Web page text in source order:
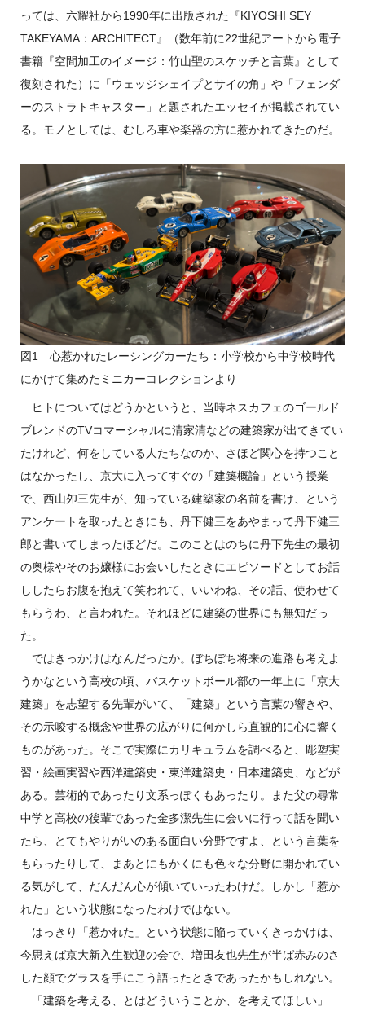
っては、六耀社から1990年に出版された『KIYOSHI SEY
TAKEYAMA：ARCHITECT』（数年前に22世紀アートから電子
書籍『空間加工のイメージ：竹山聖のスケッチと言葉』として
復刻された）に「ウェッジシェイプとサイの角」や「フェンダ
ーのストラトキャスター」と題されたエッセイが掲載されてい
る。モノとしては、むしろ車や楽器の方に惹かれてきたのだ。
図1 心惹かれたレーシングカーたち：小学校から中学校時代
にかけて集めたミニカーコレクションより
ヒトについてはどうかというと、当時ネスカフェのゴールド
ブレンドのTVコマーシャルに清家清などの建築家が出てきてい
たけれど、何をしている人たちなのか、さほど関心を持つこと
はなかったし、京大に入ってすぐの「建築概論」という授業
で、西山夘三先生が、知っている建築家の名前を書け、という
アンケートを取ったときにも、丹下健三をあやまって丹下健三
郎と書いてしまったほどだ。このことはのちに丹下先生の最初
の奥様やそのお嬢様にお会いしたときにエピソードとしてお話
ししたらお腹を抱えて笑われて、いいわね、その話、使わせて
もらうわ、と言われた。それほどに建築の世界にも無知だっ
た。
ではきっかけはなんだったか。ぼちぼち将来の進路も考えよ
うかなという高校の頃、バスケットボール部の一年上に「京大
建築」を志望する先輩がいて、「建築」という言葉の響きや、
その示唆する概念や世界の広がりに何かしら直観的に心に響く
ものがあった。そこで実際にカリキュラムを調べると、彫塑実
習・絵画実習や西洋建築史・東洋建築史・日本建築史、などが
ある。芸術的であったり文系っぽくもあったり。また父の尋常
中学と高校の後輩であった金多潔先生に会いに行って話を聞い
たら、とてもやりがいのある面白い分野ですよ、という言葉を
もらったりして、まあとにもかくにも色々な分野に開かれてい
る気がして、だんだん心が傾いていったわけだ。しかし「惹か
れた」という状態になったわけではない。
はっきり「惹かれた」という状態に陥っていくきっかけは、
今思えば京大新入生歓迎の会で、増田友也先生が半ば赤みのさ
した顔でグラスを手にこう語ったときであったかもしれない。
「建築を考える、とはどういうことか、を考えてほしい」